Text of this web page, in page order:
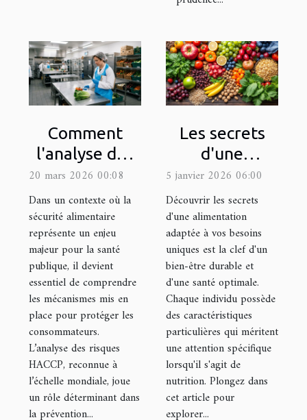
Comment
l'analyse des
risques
HACCP
améliore-t-
elle la
sécurité
alimentaire ?
20 mars 2026 00:08
Dans un contexte où la
sécurité alimentaire
représente un enjeu
majeur pour la santé
publique, il devient
essentiel de comprendre
les mécanismes mis en
place pour protéger les
consommateurs.
L’analyse des risques
HACCP, reconnue à
l’échelle mondiale, joue
un rôle déterminant dans
la prévention...
Les secrets
d'une
alimentation
adaptée à vos
besoins
uniques
5 janvier 2026 06:00
Découvrir les secrets
d'une alimentation
adaptée à vos besoins
uniques est la clef d'un
bien-être durable et
d'une santé optimale.
Chaque individu possède
des caractéristiques
particulières qui méritent
une attention spécifique
lorsqu'il s'agit de
nutrition. Plongez dans
cet article pour
explorer...